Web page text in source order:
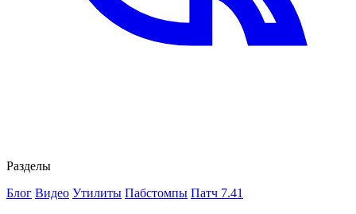
Разделы
Блог Видео Утилиты Пабстомпы Патч 7.41